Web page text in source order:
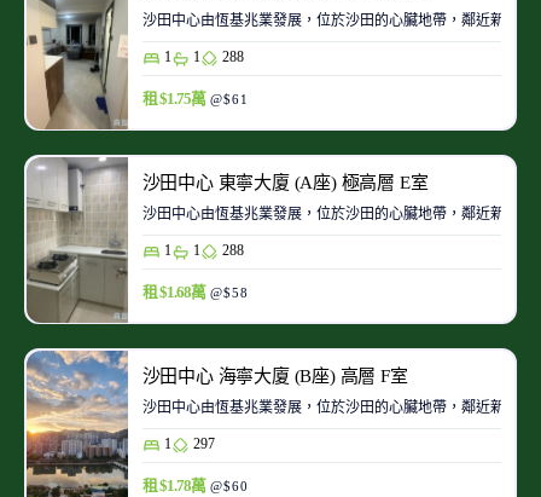
沙田中心由恆基兆業發展，位於沙田的心臟地帶，鄰近新城
1 1 288
租 $1.75萬 @$61
沙田中心 東寧大廈 (A座) 極高層 E室
沙田中心由恆基兆業發展，位於沙田的心臟地帶，鄰近新城
1 1 288
租 $1.68萬 @$58
沙田中心 海寧大廈 (B座) 高層 F室
沙田中心由恆基兆業發展，位於沙田的心臟地帶，鄰近新城
1 297
租 $1.78萬 @$60